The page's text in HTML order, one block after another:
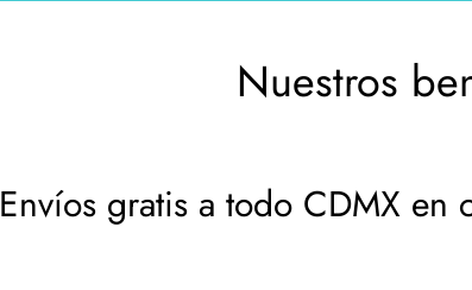
Nuestros
Envíos gratis a todo CDMX en